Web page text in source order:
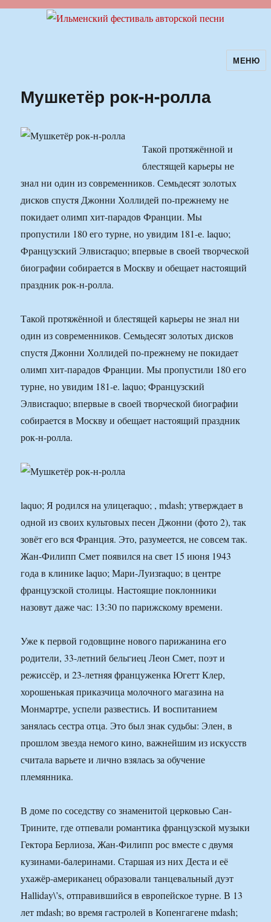
Ильменский фестиваль авторскойМЕНЮ
Мушкетёр рок-н-ролла
Такой протяжённой и
блестящей карьеры не
знал ни один из современников. Семьдесят золотых
дисков спустя Джонни Холлидей по-прежнему не
покидает олимп хит-парадов Франции. Мы
пропустили 180 его турне, но увидим 181-е. laquo;
Французский Элвисraquo; впервые в своей творческой
биографии собирается в Москву и обещает настоящий
праздник рок-н-ролла.
Такой протяжённой и блестящей карьеры не знал ни
один из современников. Семьдесят золотых дисков
спустя Джонни Холлидей по-прежнему не покидает
олимп хит-парадов Франции. Мы пропустили 180 его
турне, но увидим 181-е. laquo; Французский
Элвисraquo; впервые в своей творческой биографии
собирается в Москву и обещает настоящий праздник
рок-н-ролла.
laquo; Я родился на улицеraquo; , mdash; утверждает в
одной из своих культовых песен Джонни (фото 2), так
зовёт его вся Франция. Это, разумеется, не совсем так.
Жан-Филипп Смет появился на свет 15 июня 1943
года в клинике laquo; Мари-Луизraquo; в центре
французской столицы. Настоящие поклонники
назовут даже час: 13:30 по парижскому времени.
Уже к первой годовщине нового парижанина его
родители, 33-летний бельгиец Леон Смет, поэт и
режиссёр, и 23-летняя француженка Югетт Клер,
хорошенькая приказчица молочного магазина на
Монмартре, успели развестись. И воспитанием
занялась сестра отца. Это был знак судьбы: Элен, в
прошлом звезда немого кино, важнейшим из искусств
считала варьете и лично взялась за обучение
племянника.
В доме по соседству со знаменитой церковью Сан-
Трините, где отпевали романтика французской музыки
Гектора Берлиоза, Жан-Филипп рос вместе с двумя
кузинами-балеринами. Старшая из них Деста и её
ухажёр-американец образовали танцевальный дуэт
Halliday\’s, отправившийся в европейское турне. В 13
лет mdash; во время гастролей в Копенгагене mdash;